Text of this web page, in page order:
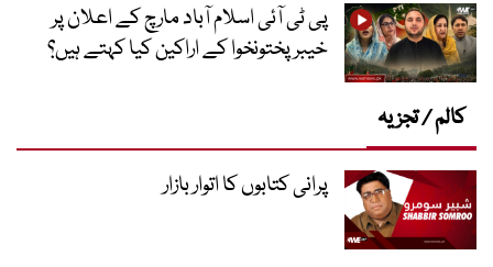
پی ٹی آئی اسلام آباد مارچ کے اعلان پر
خیبر پختونخوا کے اراکین کیا کہتے ہیں؟
کالم / تجزیہ
پرانی کتابوں کا اتوار بازار